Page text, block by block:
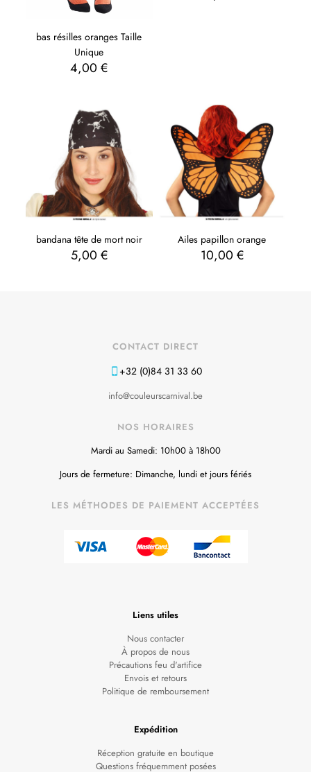
bas résilles oranges Taille
Unique
4,00€
bandana tête de mort noir
5,00 €
Ailes papillon orange
10,00 €
CONTACT DIRECT
+32 (0)84 31 33 60
info@couleurscarnival.be
NOS HORAIRES
Mardi au Samedi: 10h00 à 18h00
Jours de fermeture: Dimanche, lundi et jours fériés
LES MÉTHODES DE PAIEMENT ACCEPTÉES
Liens utiles
Nous contacter
À propos de nous
Précautions feu d'artifice
Envois et retours
Politique de remboursement
Expédition
Réception gratuite en boutique
Questions fréquemment posées